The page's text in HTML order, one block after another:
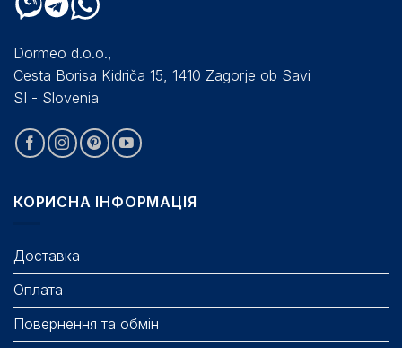
Dormeo d.o.o.,
Cesta Borisa Kidriča 15, 1410 Zagorje ob Savi
SI - Slovenia
КОРИСНА ІНФОРМАЦІЯ
Доставка
Оплата
Повернення та обмін